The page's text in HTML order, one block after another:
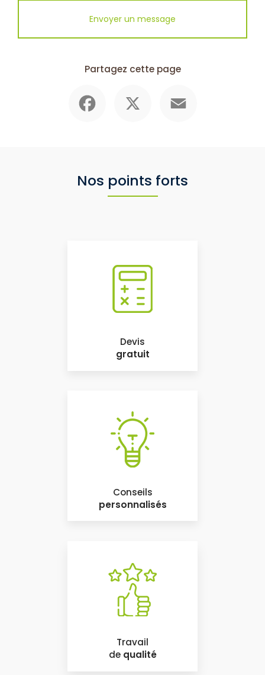
Envoyer un message
Partagez cette page
Nos points forts
Devis
gratuit
Conseils
personnalisés
Travail
de qualité